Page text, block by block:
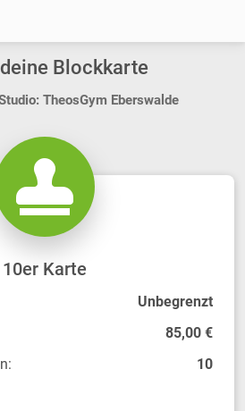
Blockkarte
TheosGym Eberswalde
10er Karte
Unbegrenzt
85,00 €
10